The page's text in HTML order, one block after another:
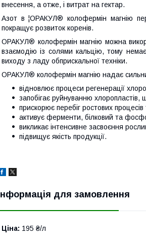
внесення, а отже, і витрат на гектар.
Азот в ¦ОРАКУЛ® колофермін магнію
покращує розвиток коренів.
ОРАКУЛ® колофермін магнію можна
взаємодію із солями кальцію, тому
виходу з ладу обприскальної техніки.
ОРАКУЛ® колофермін магнію надає
відновлює процеси регенерації
запобігає руйнуванню
прискорює перебіг ростових процесів
активує ферменти, білковий та
викликає інтенсивне засвоєння
підвищує якість продукції.
Інформація для замовлення
Ціна: 195 ₴/л